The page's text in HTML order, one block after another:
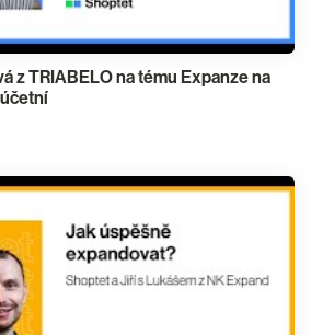
z TRIABELO na tému Expanze na